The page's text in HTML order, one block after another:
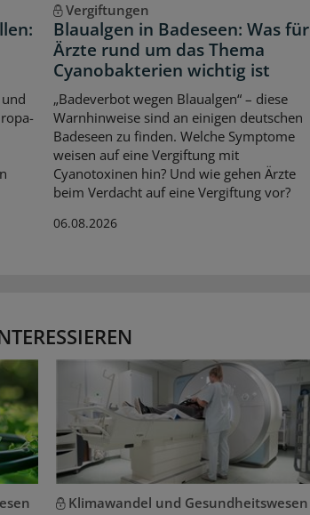
Vergiftungen
Blaualgen in Badeseen: Was für
Ärzte rund um das Thema
Cyanobakterien wichtig ist
„Badeverbot wegen Blaualgen“ – diese
Warnhinweise sind an einigen deutschen
Badeseen zu finden. Welche Symptome
weisen auf eine Vergiftung mit
Cyanotoxinen hin? Und wie gehen Ärzte
beim Verdacht auf eine Vergiftung vor?
06.08.2026
Klimawandel und Gesundheitswesen